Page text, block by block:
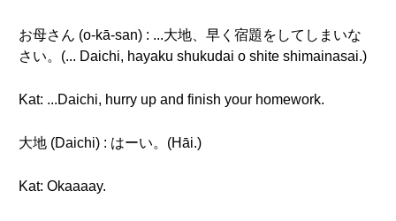
お母さん (o-kā-san) : ...大地、早く宿題をしてしまいな
さい。(​​... Daichi, hayaku shukudai o shite shimainasai.)
Kat: ...Daichi, hurry up and finish your homework.
大地 (Daichi) : はーい。(Hāi.)
Kat: Okaaaay.